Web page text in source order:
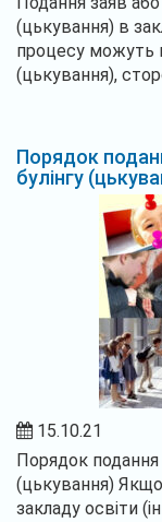
(цькування) в
процесу можуть
(цькування),
Порядок
булінгу
15.10.21
Порядок подання
(цькування)
закладу освіти